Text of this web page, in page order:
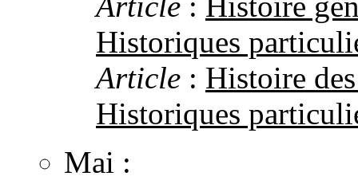
Historiques
Article : Histoire
Historiques
Mai :